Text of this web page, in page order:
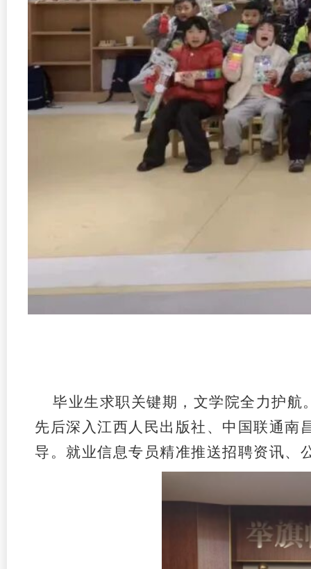
毕业生求职关键期，文学院全力护航
先后深入江西人民出版社、中国联通南
导。就业信息专员精准推送招聘资讯、